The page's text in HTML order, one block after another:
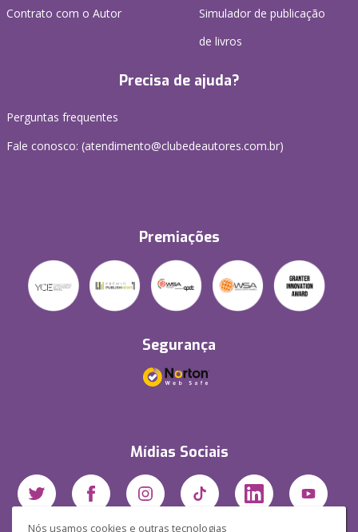
Nós usamos cookies e outras tecnologias
Contrato com o Autor
Simulador de publicação
de livros
Precisa de ajuda?
Perguntas frequentes
Fale conosco: (atendimento@clubedeautores.com.br)
Premiações
Segurança
Mídias Sociais